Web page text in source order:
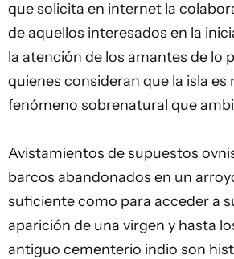
que solicita en internet la
de aquellos interesados en la
la atención de los amantes de lo
quienes consideran que la isla es
fenómeno sobrenatural que
Avistamientos de supuestos
barcos abandonados en un
suficiente como para acceder a
aparición de una virgen y hasta
antiguo cementerio indio son